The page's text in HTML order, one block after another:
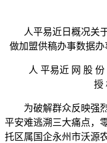
人平易近日概况关于
做加盟供稿办事数据办
人 平易近 网 股 份
授
为破解群众反映强烈
平安难逃溯三大痛点，
托区属国企永州市沃源